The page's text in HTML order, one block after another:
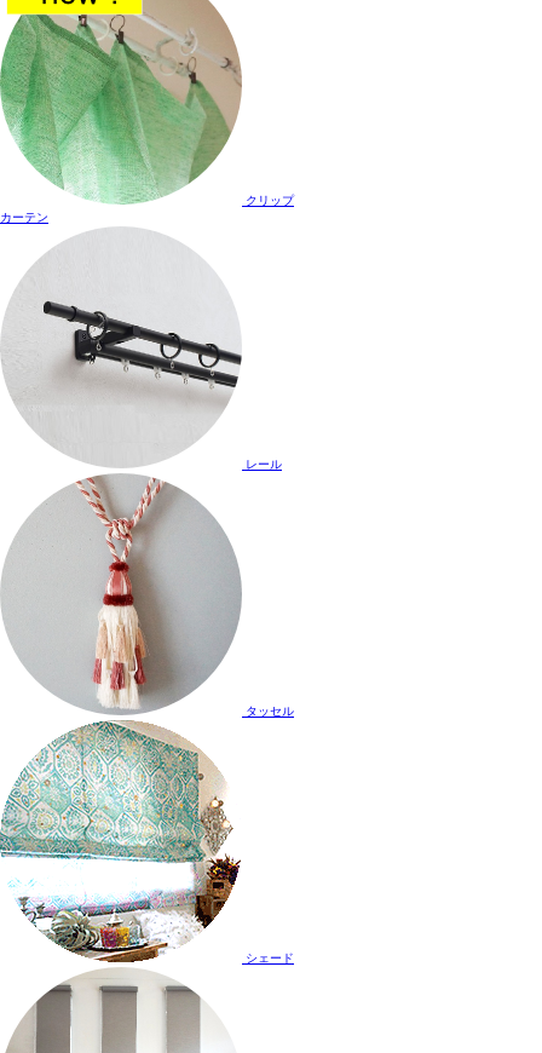
クリップ
カーテン
レール
タッセル
シェード